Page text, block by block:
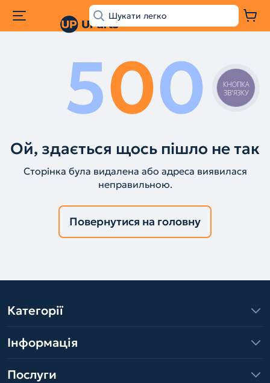
500
Ой, здається щось пішло не так
Сторінка була видалена або адреса виявилася
неправильною.
Повернутися на головну
Категорії
Інформація
Послуги
КНОПКА
ЗВ'ЯЗКУ